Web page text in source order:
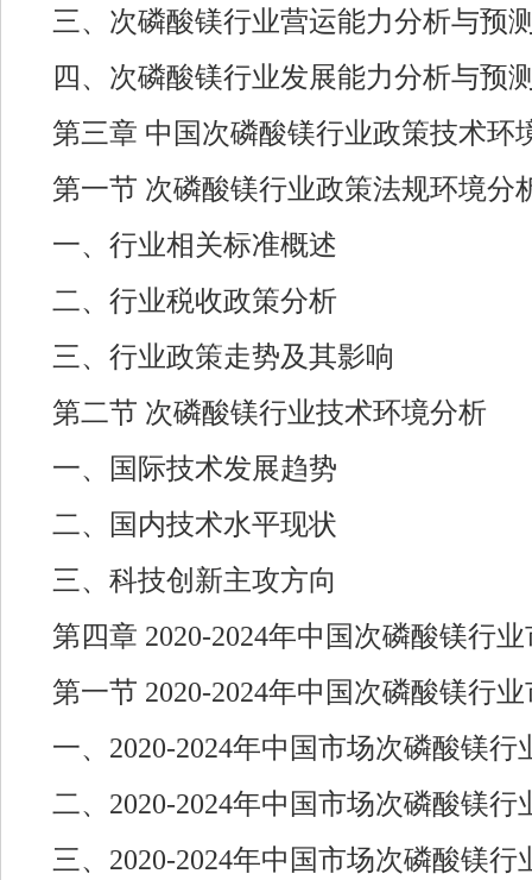
三、次磷酸镁行业营运能力分析与预
四、次磷酸镁行业发展能力分析与预
第三章 中国次磷酸镁行业政策技术环
第一节 次磷酸镁行业政策法规环境分
一、行业相关标准概述
二、行业税收政策分析
三、行业政策走势及其影响
第二节 次磷酸镁行业技术环境分析
一、国际技术发展趋势
二、国内技术水平现状
三、科技创新主攻方向
第四章 2020-2024年中国次磷酸镁行
第一节 2020-2024年中国次磷酸镁行
一、2020-2024年中国市场次磷酸镁行
二、2020-2024年中国市场次磷酸镁行
三、2020-2024年中国市场次磷酸镁